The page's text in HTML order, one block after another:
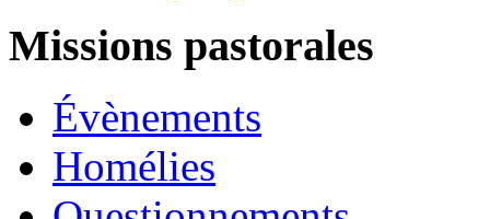
Missions pastorales
Évènements
Homélies